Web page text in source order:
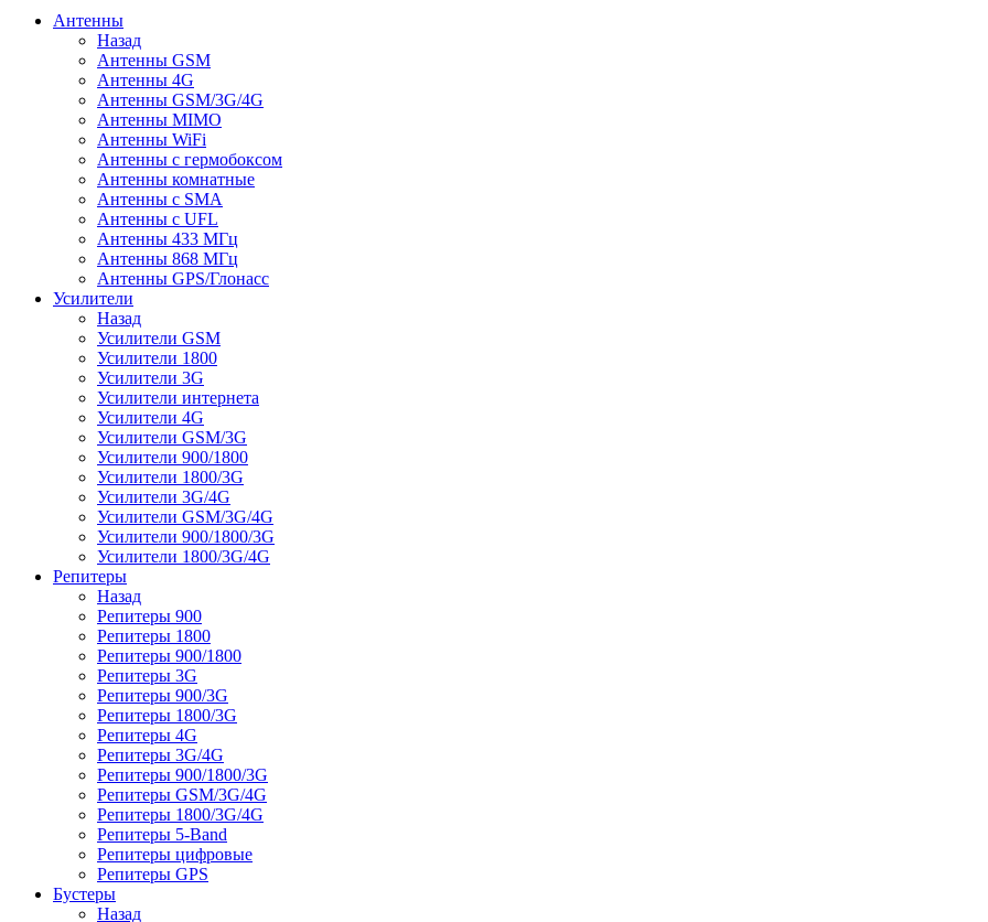
Антенны
Назад
Антенны GSM
Антенны 4G
Антенны GSM/3G/4G
Антенны MIMO
Антенны WiFi
Антенны с гермобоксом
Антенны комнатные
Антенны c SMA
Антенны с UFL
Антенны 433 МГц
Антенны 868 МГц
Антенны GPS/Глонасс
Усилители
Назад
Усилители GSM
Усилители 1800
Усилители 3G
Усилители интернета
Усилители 4G
Усилители GSM/3G
Усилители 900/1800
Усилители 1800/3G
Усилители 3G/4G
Усилители GSM/3G/4G
Усилители 900/1800/3G
Усилители 1800/3G/4G
Репитеры
Назад
Репитеры 900
Репитеры 1800
Репитеры 900/1800
Репитеры 3G
Репитеры 900/3G
Репитеры 1800/3G
Репитеры 4G
Репитеры 3G/4G
Репитеры 900/1800/3G
Репитеры GSM/3G/4G
Репитеры 1800/3G/4G
Репитеры 5-Band
Репитеры цифровые
Репитеры GPS
Бустеры
Назад